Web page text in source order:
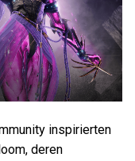
inspirierten
deren